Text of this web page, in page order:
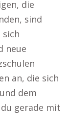
die
sind
neue
an, die sich
dem
gerade mit